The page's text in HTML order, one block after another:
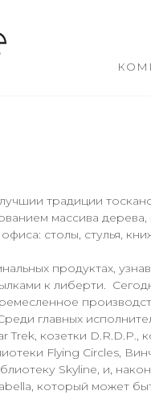
традиции
массива дерева,
столы, стулья,
продуктах,
к либерти.
главных
козетки D.R.D.P.,
Flying Circles,
Skyline, и,
который может